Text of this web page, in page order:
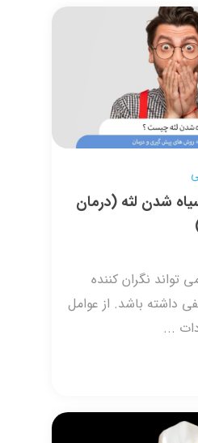
سیاه شدن لثه (درمان
تواند نگران کننده
داشته باشد. از عوامل
...